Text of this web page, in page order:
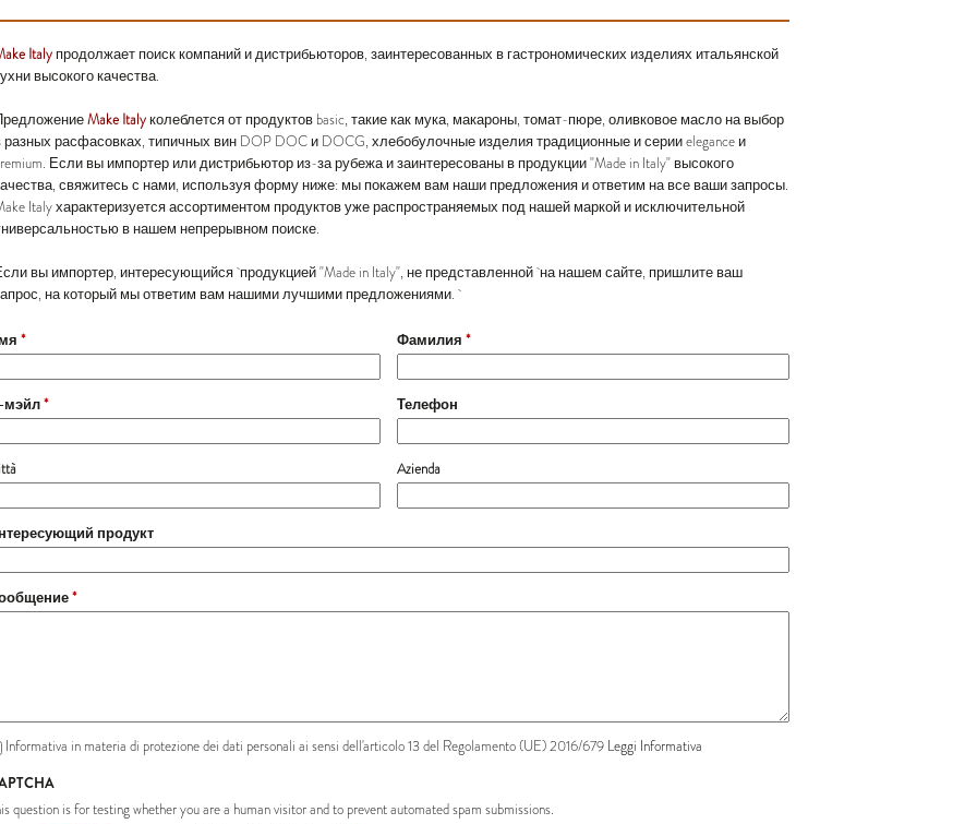
Italy продолжает поиск компаний и дистрибьюторов, заинтересованных в гастрономических изделиях итальянской
высокого качества.
Make Italyколеблется от продуктов basic, такие как мука, макароны, томат-пюре, оливковое масло на выбор
разных расфасовках, типичных вин DOP DOC и DOCG, хлебобулочные изделия традиционные и серии elegance и
Если вы импортер или дистрибьютор из-за рубежа и заинтересованы в продукции "Made in Italy" высокого
свяжитесь с нами, используя форму ниже: мы покажем вам наши предложения и ответим на все ваши запросы.
Italy характеризуется ассортиментом продуктов уже распространяемых под нашей маркой и исключительной
в нашем непрерывном поиске.
вы импортер, интересующийся продукцией "Made in Italy", не представленной на нашем сайте, пришлите ваш
на который мы ответим вам нашими лучшими предложениями.
* Фамилия *
* Телефон
Azienda
продукт
*
*
Informativa in materia di protezione dei dati personali ai sensi dell'articolo 13 del Regolamento (UE) 2016/679 Leggi Informativa
question is for testing whether you are a human visitor and to prevent automated spam submissions.